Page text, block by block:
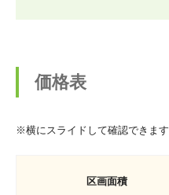
価格表
※横にスライドして確認できます
区画面積